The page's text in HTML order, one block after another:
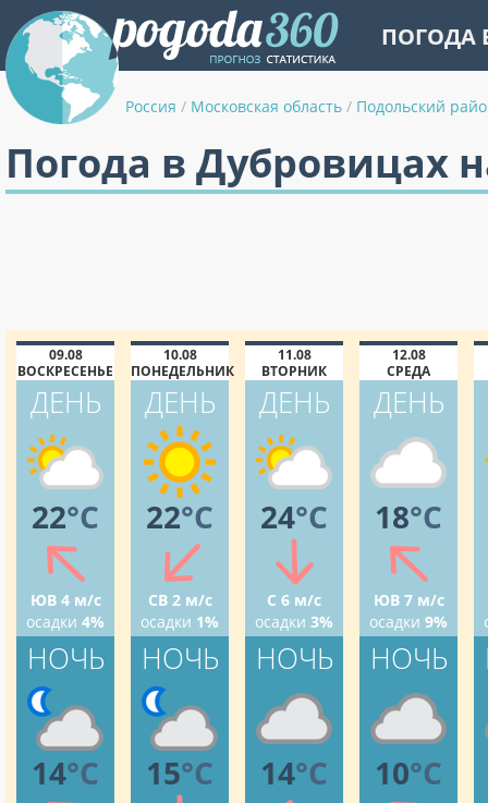
ПОГОДА
Россия / Московская область / Подольский
Погода в Дубровицах
09.08
ВОСКРЕСЕНЬЕ
ДЕНЬ
22°C
ЮВ 4 м/с
осадки 4%
НОЧЬ
14°C
10.08
ПОНЕДЕЛЬНИК
ДЕНЬ
22°C
СВ 2 м/с
осадки 1%
НОЧЬ
15°C
11.08
ВТОРНИК
ДЕНЬ
24°C
С 6 м/с
осадки 3%
НОЧЬ
14°C
12.08
СРЕДА
ДЕНЬ
18°C
ЮВ 7 м/с
осадки 9%
НОЧЬ
10°C